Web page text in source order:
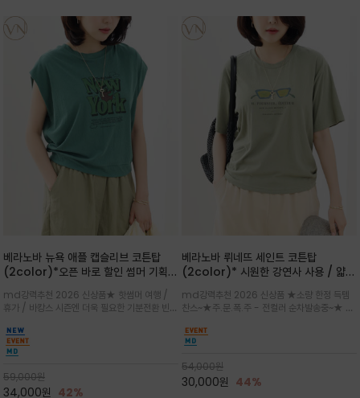
베라노바 뉴욕 애플 캡슬리브 코튼탑
(2color)*오픈 바로 할인 썸머 기획
★ 한정수량 제작 ★ 강연 코튼으로 빈
티지 프린트로 여름 하의와 모두 잘어울
리는 그래픽
md강력추천 2026 신상품★ 핫썸머 여행 /
휴가 / 바캉스 시즌엔 더욱 필요한 기분전환 빈티
부에 산뜻하게 닿는 프리미엄 /답답함 없는 라운
드 넥라인과 자연스럽게 어깨를 감싸는 캡슬리브
디자인이 팔 라인을 더욱 날씬
59,000원
34,000원 42%
베라노바 뤼네뜨 세인트 코튼탑
(2color)* 시원한 강연사 사용 / 얇고
피부에 잘 달라붙지 않아 통기성이 탁월
md강력추천 2026 신상품 ★소량 한정 득템
찬스~★주.문.폭.주 - 전컬러 순차발송중~★ 감
라인과 여유 있는 스탠다드 핏으로 부담 없이 착
용/과하지 않은 프린트 디테일이 룩에 세련된 위
트를 더해 데일리 룩에 포인트
54,000원
30,000원 44%